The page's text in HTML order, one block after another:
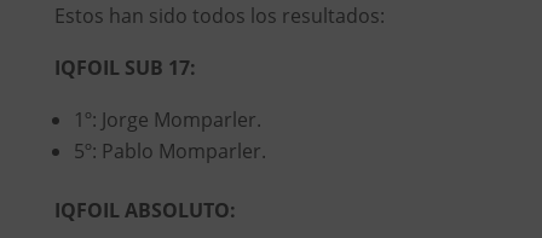
Estos han sido todos los resultados:
IQFOIL SUB 17:
1º: Jorge Momparler.
5º: ⁠Pablo Momparler.
IQFOIL ABSOLUTO: